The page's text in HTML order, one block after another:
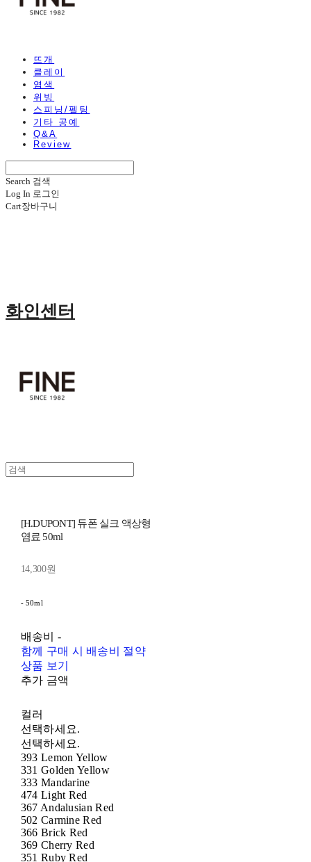
뜨개
클레이
염색
위빙
스피닝/펠팅
기타 공예
Q&A
Review
Search 검색
Log In 로그인
Cart장바구니
화인센터
[H.DUPONT] 듀폰 실크 액상형
염료 50ml
14,300원
- 50ml
배송비 -
함께 구매 시 배송비 절약
상품 보기
추가 금액
컬러
선택하세요.
선택하세요.
393 Lemon Yellow
331 Golden Yellow
333 Mandarine
474 Light Red
367 Andalusian Red
502 Carmine Red
366 Brick Red
369 Cherry Red
351 Ruby Red